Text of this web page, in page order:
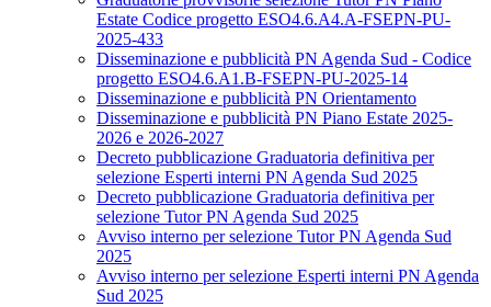
Estate Codice progetto ESO4.6.A4.A-FSEPN-PU-
2025-433
Disseminazione e pubblicità PN Agenda Sud - Codice
progetto ESO4.6.A1.B-FSEPN-PU-2025-14
Disseminazione e pubblicità PN Orientamento
Disseminazione e pubblicità PN Piano Estate 2025-
2026 e 2026-2027
Decreto pubblicazione Graduatoria definitiva per
selezione Esperti interni PN Agenda Sud 2025
Decreto pubblicazione Graduatoria definitiva per
selezione Tutor PN Agenda Sud 2025
Avviso interno per selezione Tutor PN Agenda Sud
2025
Avviso interno per selezione Esperti interni PN Agenda
Sud 2025